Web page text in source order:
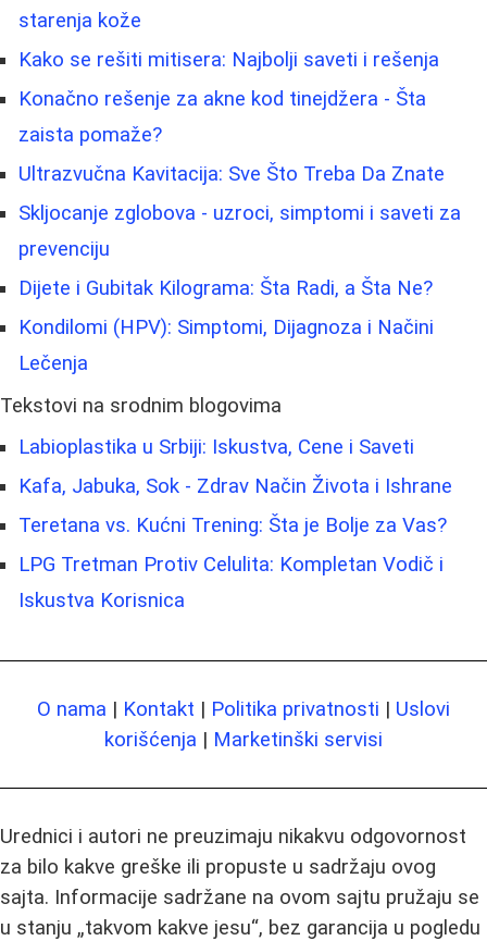
starenja kože
Kako se rešiti mitisera: Najbolji saveti i rešenja
Konačno rešenje za akne kod tinejdžera - Šta
zaista pomaže?
Ultrazvučna Kavitacija: Sve Što Treba Da Znate
Skljocanje zglobova - uzroci, simptomi i saveti za
prevenciju
Dijete i Gubitak Kilograma: Šta Radi, a Šta Ne?
Kondilomi (HPV): Simptomi, Dijagnoza i Načini
Lečenja
Tekstovi na srodnim blogovima
Labioplastika u Srbiji: Iskustva, Cene i Saveti
Kafa, Jabuka, Sok - Zdrav Način Života i Ishrane
Teretana vs. Kućni Trening: Šta je Bolje za Vas?
LPG Tretman Protiv Celulita: Kompletan Vodič i
Iskustva Korisnica
O nama | Kontakt | Politika privatnosti | Uslovi
korišćenja | Marketinški servisi
Urednici i autori ne preuzimaju nikakvu odgovornost
za bilo kakve greške ili propuste u sadržaju ovog
sajta. Informacije sadržane na ovom sajtu pružaju se
u stanju „takvom kakve jesu“, bez garancija u pogledu